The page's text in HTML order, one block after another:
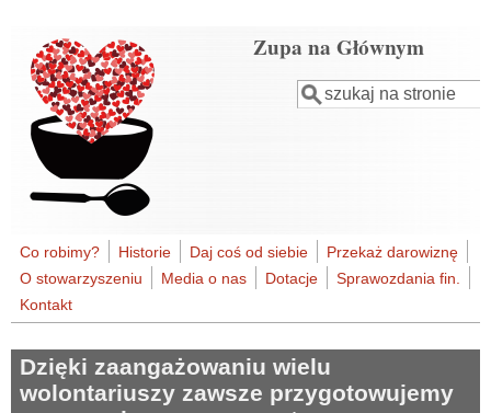
Zupa na Głównym
Formularz
Szukaj
Co robimy? Historie Daj coś od siebie
Przekaż darowiznę
O stowarzyszeniu
Media o nas Dotacje
Sprawozdania fin.
Kontakt
Dzięki zaangażowaniu wielu
wolontariuszy zawsze przygotowujemy